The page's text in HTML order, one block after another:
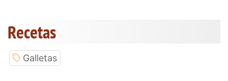
Recetas
Galletas